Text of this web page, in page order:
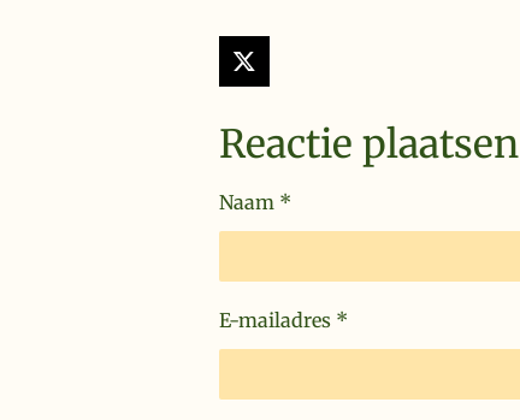
X
Reactie plaatsen
Naam *
E-mailadres *